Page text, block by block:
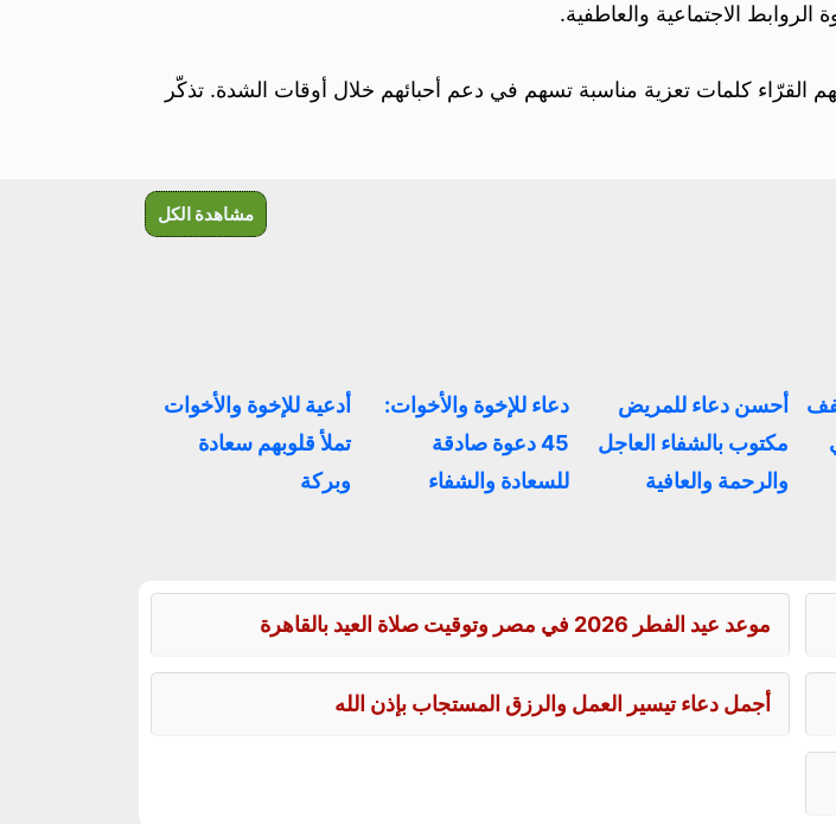
الاجتماعية والعاطفية.
القرّاء كلمات تعزية مناسبة تسهم في دعم أحبائهم خلال أوقات الشدة. تذكّر
مشاهدة الكل
أحسن دعاء للمريض
مكتوب بالشفاء العاجل
والرحمة والعافية
دعاء للإخوة والأخوات:
45 دعوة صادقة
للسعادة والشفاء
أدعية للإخوة والأخوات
تملأ قلوبهم سعادة
وبركة
موعد عيد الفطر 2026 في مصر وتوقيت صلاة العيد بالقاهرة
أجمل دعاء تيسير العمل والرزق المستجاب بإذن الله